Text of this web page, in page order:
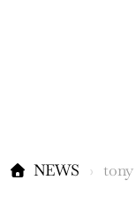
NEWS tony